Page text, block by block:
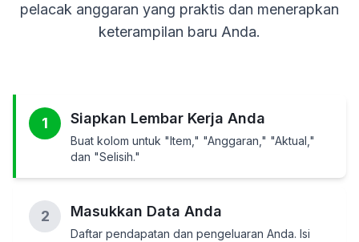
pelacak anggaran yang praktis dan menerapkan
keterampilan baru Anda.
1 Siapkan Lembar Kerja Anda
Buat kolom untuk "Item," "Anggaran," "Aktual,"
dan "Selisih."
2 Masukkan Data Anda
Daftar pendapatan dan pengeluaran Anda. Isi